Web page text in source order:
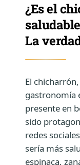
¿Es el
La
El
gastronomía
presente en
sido
redes
sería más
espinaca,